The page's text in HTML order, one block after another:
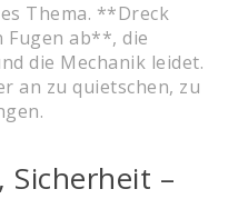
Thema. **Dreck
Fugen ab**, die
die Mechanik leidet.
an zu quietschen, zu
Sicherheit –